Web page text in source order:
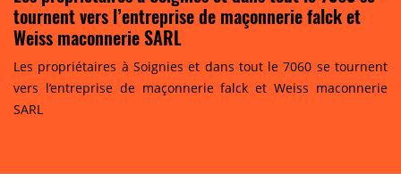
tournent vers l’entreprise de maçonnerie falck et
Weiss maconnerie SARL
Les propriétaires à Soignies et dans tout le 7060 se tournent
vers l’entreprise de maçonnerie falck et Weiss maconnerie
SARL